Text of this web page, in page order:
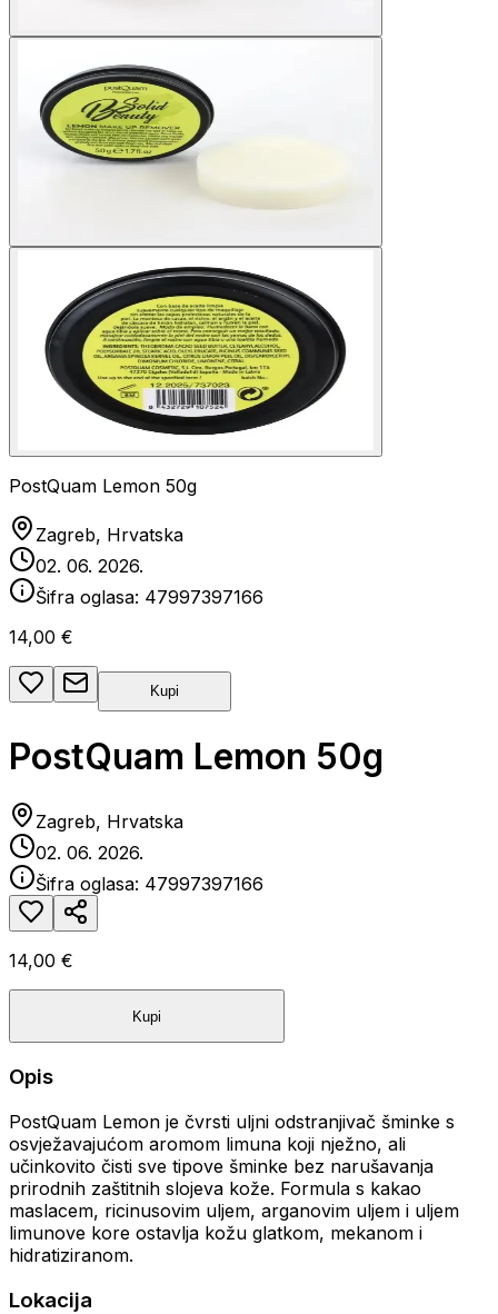
PostQuam Lemon 50g
Zagreb, Hrvatska
02. 06. 2026.
Šifra oglasa: 47997397166
14,00 €
Kupi
PostQuam Lemon 50g
Zagreb, Hrvatska
02. 06. 2026.
Šifra oglasa: 47997397166
14,00 €
Kupi
Opis
PostQuam Lemon je čvrsti uljni odstranjivač šminke s
osvježavajućom aromom limuna koji nježno, ali
učinkovito čisti sve tipove šminke bez narušavanja
prirodnih zaštitnih slojeva kože. Formula s kakao
maslacem, ricinusovim uljem, arganovim uljem i uljem
limunove kore ostavlja kožu glatkom, mekanom i
hidratiziranom.
Lokacija